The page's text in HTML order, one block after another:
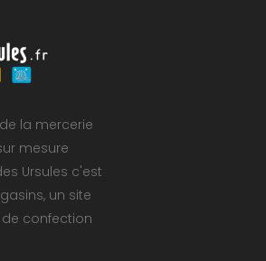
la mercerie
mesure
Ursules c'est
un site
confection